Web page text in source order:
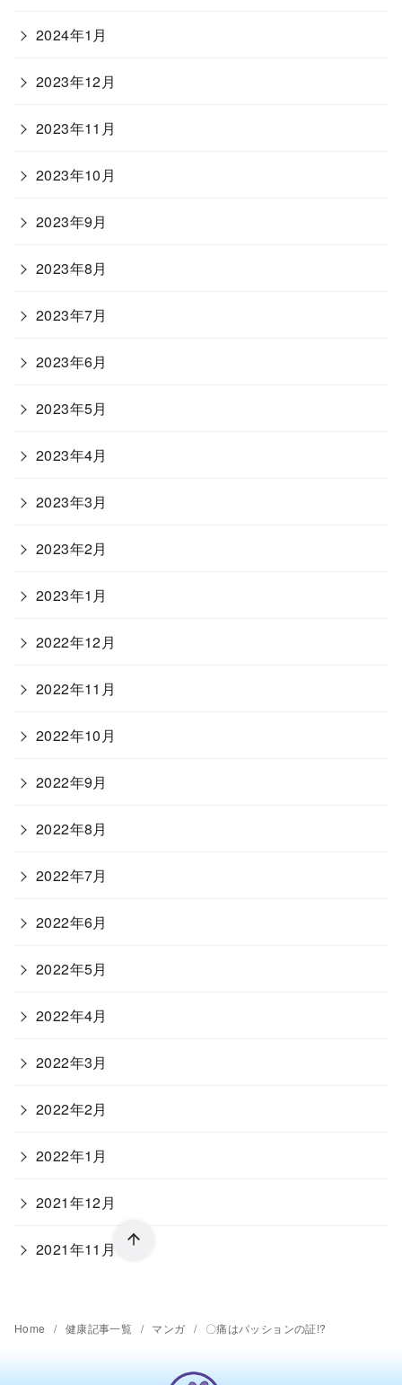
2024年1月
2023年12月
2023年11月
2023年10月
2023年9月
2023年8月
2023年7月
2023年6月
2023年5月
2023年4月
2023年3月
2023年2月
2023年1月
2022年12月
2022年11月
2022年10月
2022年9月
2022年8月
2022年7月
2022年6月
2022年5月
2022年4月
2022年3月
2022年2月
2022年1月
2021年12月
2021年11月
Home 健康記事一覧 マンガ 〇痛はパッションの証!?